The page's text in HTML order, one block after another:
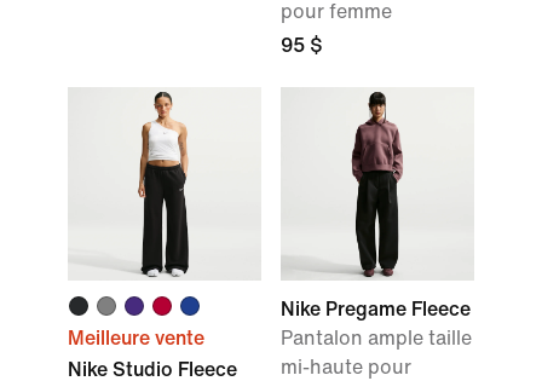
pour femme
95 $
Meilleure vente
Nike Studio Fleece
Nike Pregame Fleece
Pantalon ample taille
mi-haute pour